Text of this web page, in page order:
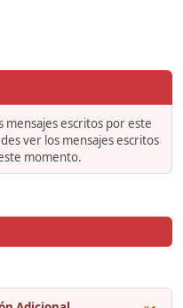
mensajes escritos por este
ver los mensajes escritos
momento.